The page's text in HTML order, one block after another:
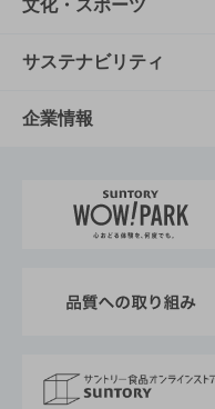
商品発売情報
栄養成分一覧
キャンペーン
工場見学
地域情報
文化・スポーツ
文化・スポーツTOP
サントリーホール
サントリーサンバー
サステナビリティ
サステナビリティTOP
サントリーが考え
企業情報
企業概要
採用情報